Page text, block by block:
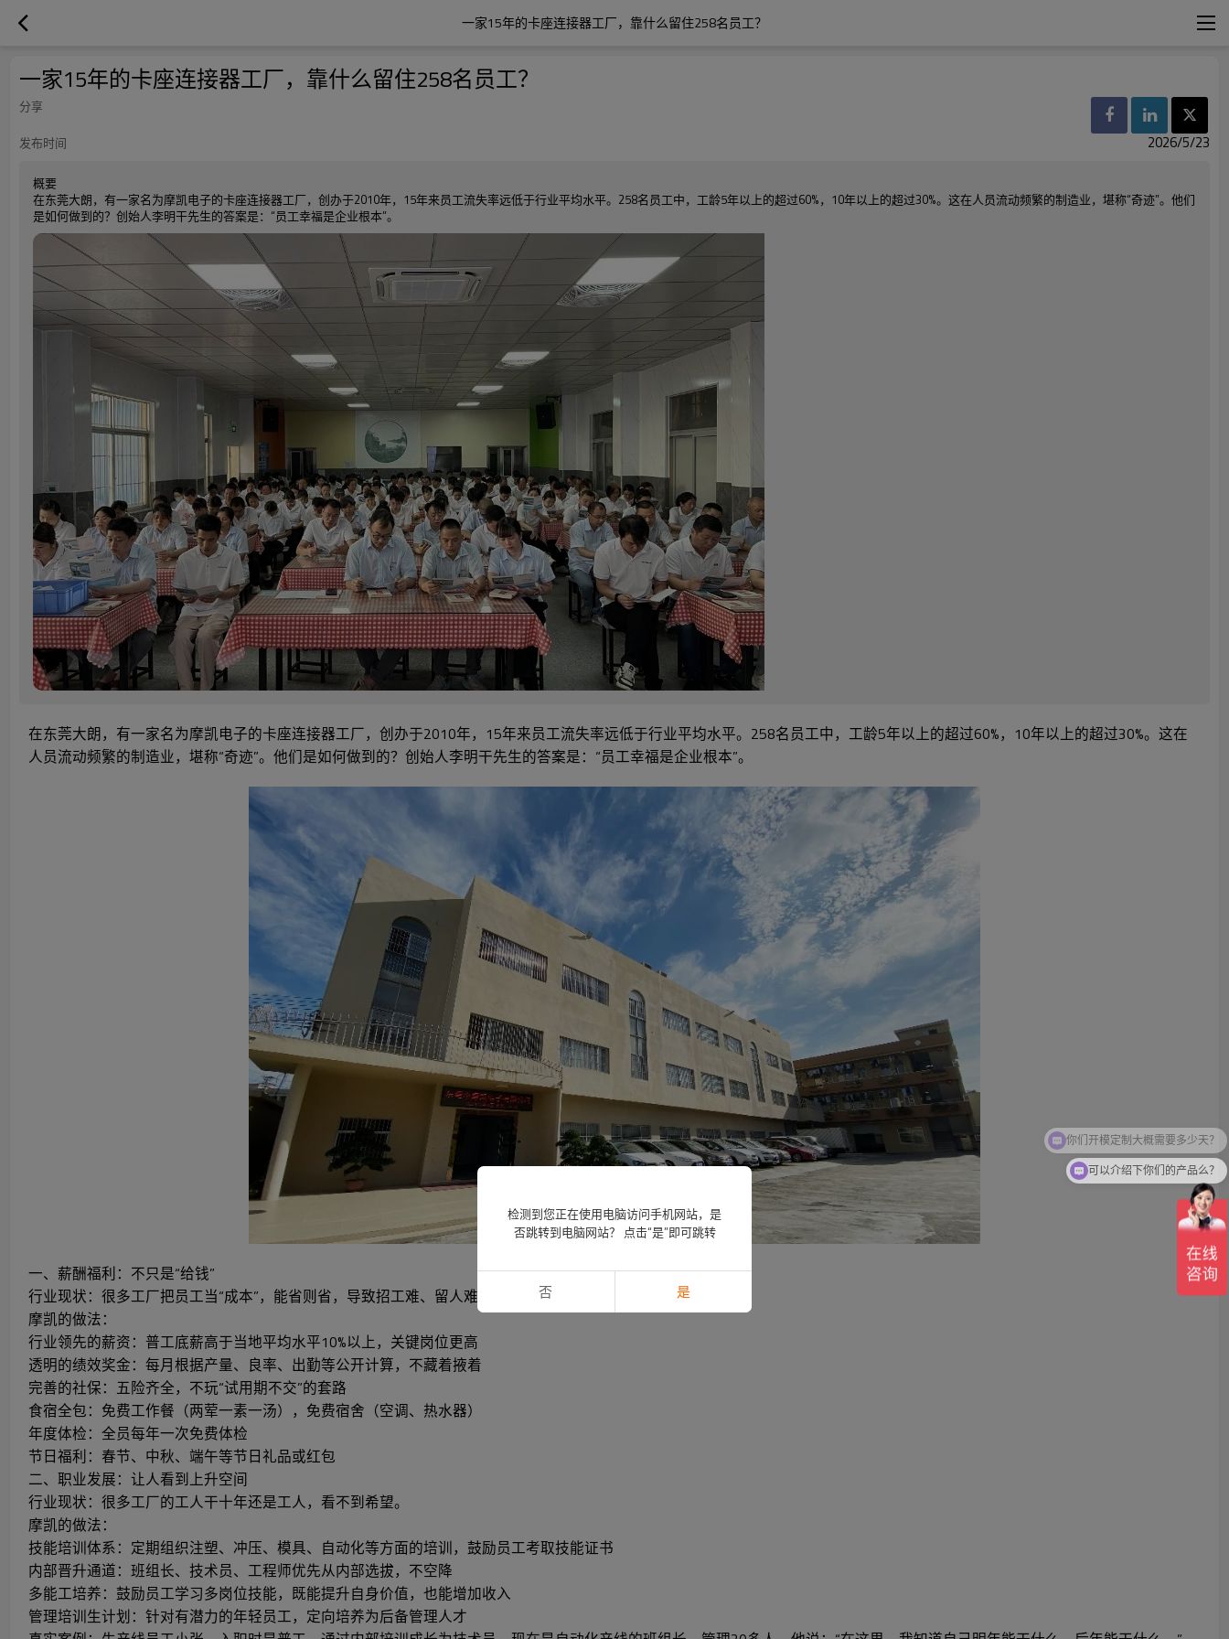
一家15年的卡座连接器工厂，靠什么留住258名员工？
一家15年的卡座连接器工厂，靠什么留住258名员工？
分享
发布时间
2026/5/23
概要
在东莞大朗，有一家名为摩凯电子的卡座连接器工厂，创办于2010年，15年来员工流失率远低于行业平均水平。258名员工中，工龄5年以上的超过60%，10年以上的超过30%。这在人员流动频繁的制造业，堪称“奇迹”。他们
是如何做到的？创始人李明干先生的答案是：“员工幸福是企业根本”。
在东莞大朗，有一家名为摩凯电子的卡座连接器工厂，创办于2010年，15年来员工流失率远低于行业平均水平。258名员工中，工龄5年以上的超过60%，10年以上的超过30%。这在
人员流动频繁的制造业，堪称“奇迹”。他们是如何做到的？创始人李明干先生的答案是：“员工幸福是企业根本”。
一、薪酬福利：不只是“给钱”
行业现状：很多工厂把员工当“成本”，能省则省，导致招工难、留人难。
摩凯的做法：
行业领先的薪资：普工底薪高于当地平均水平10%以上，关键岗位更高
透明的绩效奖金：每月根据产量、良率、出勤等公开计算，不藏着掖着
完善的社保：五险齐全，不玩“试用期不交”的套路
食宿全包：免费工作餐（两荤一素一汤），免费宿舍（空调、热水器）
年度体检：全员每年一次免费体检
节日福利：春节、中秋、端午等节日礼品或红包
二、职业发展：让人看到上升空间
行业现状：很多工厂的工人干十年还是工人，看不到希望。
摩凯的做法：
技能培训体系：定期组织注塑、冲压、模具、自动化等方面的培训，鼓励员工考取技能证书
内部晋升通道：班组长、技术员、工程师优先从内部选拔，不空降
多能工培养：鼓励员工学习多岗位技能，既能提升自身价值，也能增加收入
管理培训生计划：针对有潜力的年轻员工，定向培养为后备管理人才
检测到您正在使用电脑访问手机网站，是
否跳转到电脑网站？ 点击“是”即可跳转
否 是
可以介绍下你们的产品么？